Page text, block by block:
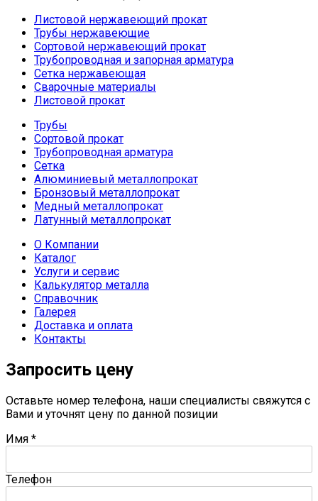
Листовой нержавеющий прокат
Трубы нержавеющие
Сортовой нержавеющий прокат
Трубопроводная и запорная арматура
Сетка нержавеющая
Сварочные материалы
Листовой прокат
Трубы
Сортовой прокат
Трубопроводная арматура
Сетка
Алюминиевый металлопрокат
Бронзовый металлопрокат
Медный металлопрокат
Латунный металлопрокат
О Компании
Каталог
Услуги и сервис
Калькулятор металла
Справочник
Галерея
Доставка и оплата
Контакты
Запросить цену
Оставьте номер телефона, наши специалисты свяжутся с
Вами и уточнят цену по данной позиции
Имя *
Телефон